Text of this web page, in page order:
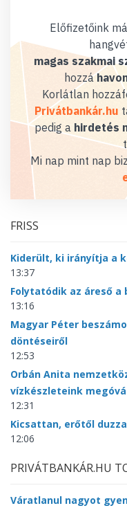
Előfizetőink
magas szakmai
hozzá
Korlátlan
Privátbankár.hu
pedig a hirdetés
Mi nap mint nap
FRISS
Kiderült, ki irányítja a
13:37
Folytatódik az áreső a
13:16
Magyar Péter
döntéseiről
12:53
Orbán Anita
vízkészleteink
12:31
Kicsattan, erőtől
12:06
PRIVÁTBANKÁR.HU
Váratlanul nagyot